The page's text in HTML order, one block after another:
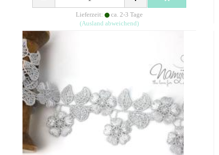
Lieferzeit:
ca. 2-3 Tage
(Ausland abweichend)